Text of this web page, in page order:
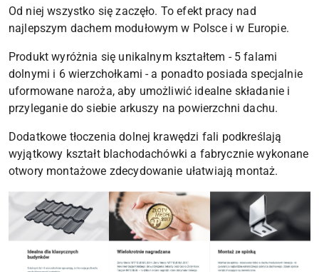
Od niej wszystko się zaczęło. To efekt pracy nad
najlepszym dachem modułowym w Polsce i w Europie.
Produkt wyróżnia się unikalnym kształtem - 5 falami
dolnymi i 6 wierzchołkami - a ponadto posiada specjalnie
uformowane naroża, aby umożliwić idealne składanie i
przyleganie do siebie arkuszy na powierzchni dachu.
Dodatkowe tłoczenia dolnej krawędzi fali podkreślają
wyjątkowy kształt blachodachówki a fabrycznie wykonane
otwory montażowe zdecydowanie ułatwiają montaż.